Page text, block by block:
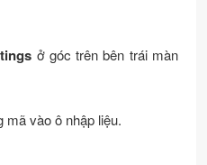
ở góc trên bên trái màn
mã vào ô nhập liệu.